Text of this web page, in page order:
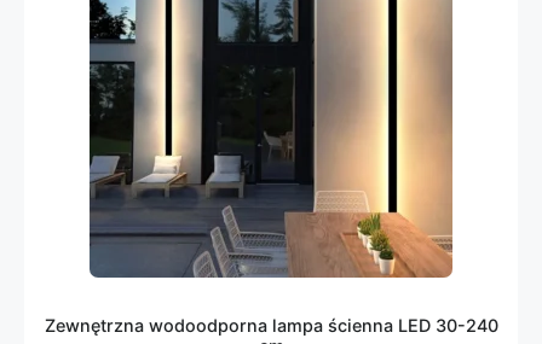
Zewnętrzna wodoodporna lampa ścienna LED 30-240